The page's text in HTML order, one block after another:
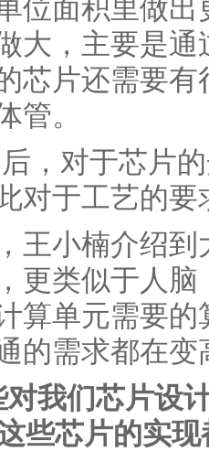
位面积里做
大，主要是
芯片还需要
管。
对于芯片的
对于工艺的要
小楠介绍到
更类似于人
算单元需要
的需求都在变
对我们芯片设
些芯片的实